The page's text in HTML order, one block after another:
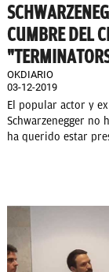
CUMBRE DEL
OKDIARIO
03-12-2019
El popular actor y
Schwarzenegger no
ha querido estar